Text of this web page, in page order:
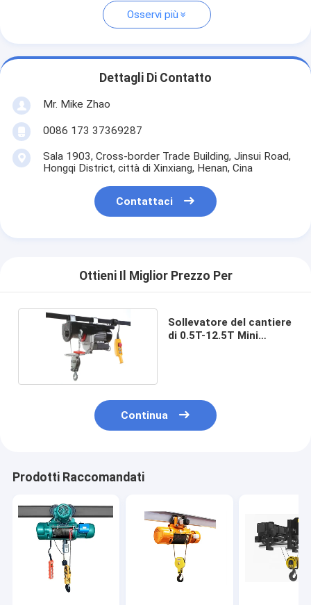
Osservi più
Dettagli Di Contatto
Mr. Mike Zhao
0086 173 37369287
Sala 1903, Cross-border Trade Building, Jinsui Road,
Hongqi District, città di Xinxiang, Henan, Cina
Contattaci
Ottieni Il Miglior Prezzo Per
Sollevatore del cantiere
di 0.5T-12.5T Mini
Continua
Prodotti Raccomandati